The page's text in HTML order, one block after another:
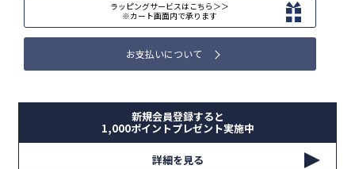
ラッピングサービスはこちら＞＞
※カート画面内で承ります
お支払いについて
新規会員登録すると
1,000ポイントプレゼント実施中
詳細を見る